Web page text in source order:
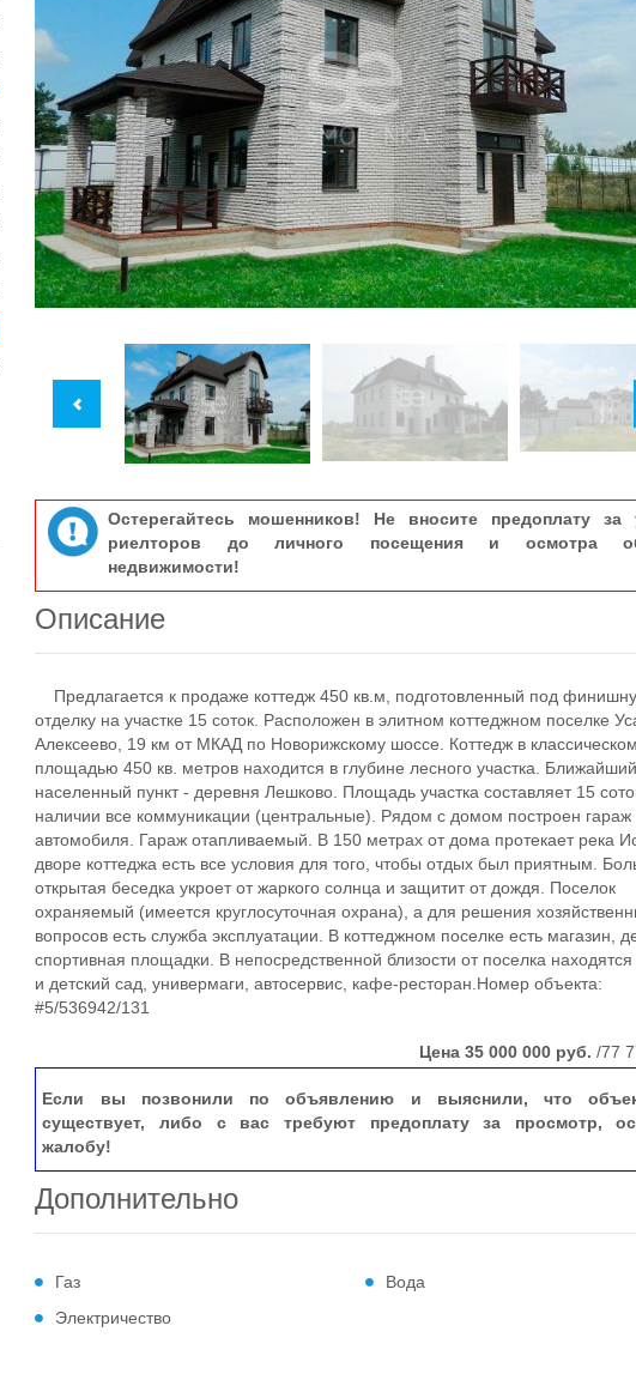
Остерегайтесь мошенников! Не вносите предоплату за
риелторов до личного посещения и осмотра
недвижимости!
Описание
Предлагается к продаже коттедж 450 кв.м, подготовленный под
отделку на участке 15 соток. Расположен в элитном коттеджном поселке
Алексеево, 19 км от МКАД по Новорижскому шоссе. Коттедж в
площадью 450 кв. метров находится в глубине лесного участка.
населенный пункт - деревня Лешково. Площадь участка составляет 15
наличии все коммуникации (центральные). Рядом с домом построен гараж
автомобиля. Гараж отапливаемый. В 150 метрах от дома протекает река
дворе коттеджа есть все условия для того, чтобы отдых был приятным.
открытая беседка укроет от жаркого солнца и защитит от дождя. Поселок
охраняемый (имеется круглосуточная охрана), а для решения
вопросов есть служба эксплуатации. В коттеджном поселке есть магазин,
спортивная площадки. В непосредственной близости от поселка
и детский сад, универмаги, автосервис, кафе-ресторан.Номер объекта:
#5/536942/131
Цена35 000 000 руб. /77
Если вы позвонили по объявлению и выяснили, что
существует, либо с вас требуют предоплату за просмотр,
жалобу!
Дополнительно
Газ
Вода
Электричество